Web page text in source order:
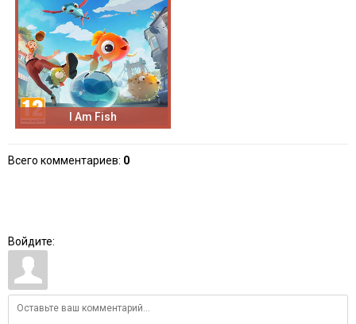
I Am Fish
Всего комментариев: 0
Войдите: